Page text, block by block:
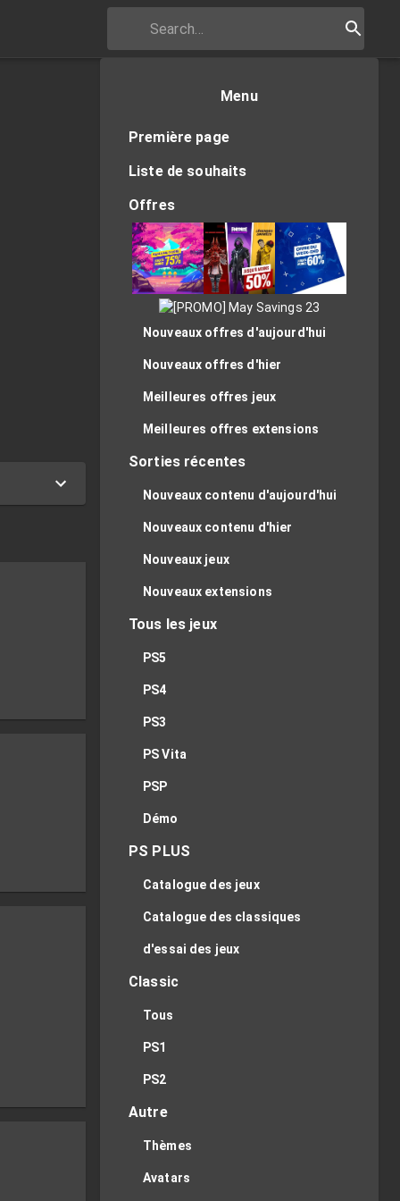
Menu
Première page
Liste de souhaits
Offres
Nouveaux offres d'aujourd'hui
Nouveaux offres d'hier
Meilleures offres jeux
Meilleures offres extensions
Sorties récentes
Nouveaux contenu d'aujourd'hui
Nouveaux contenu d'hier
Nouveaux jeux
Nouveaux extensions
Tous les jeux
PS5
PS4
PS3
PS Vita
PSP
Démo
PS PLUS
Catalogue des jeux
Catalogue des classiques
d'essai des jeux
Classic
Tous
PS1
PS2
Autre
Thèmes
Avatars